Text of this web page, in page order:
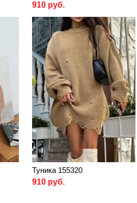
910 руб.
Туника 155320
910 руб.